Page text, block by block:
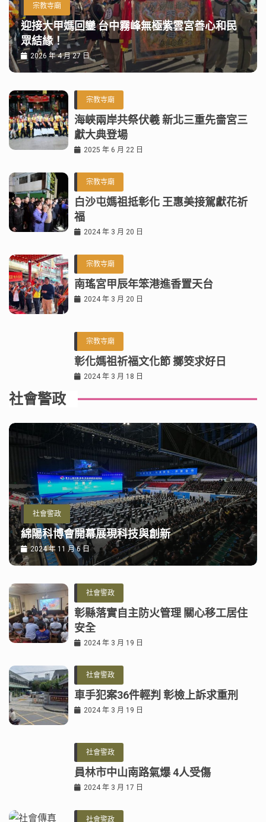
宗教寺廟
迎接大甲媽回鑾 台中霧峰無極紫雲宮善心和民
眾結緣！
2026 年 4 月 27 日
宗教寺廟
海峽兩岸共祭伏羲 新北三重先嗇宮三
獻大典登場
2025 年 6 月 22 日
宗教寺廟
白沙屯媽祖抵彰化 王惠美接駕獻花祈
福
2024 年 3 月 20 日
宗教寺廟
南瑤宮甲辰年笨港進香置天台
2024 年 3 月 20 日
宗教寺廟
彰化媽祖祈福文化節 擲筊求好日
2024 年 3 月 18 日
社會警政
社會警政
綿陽科博會開幕展現科技與創新
2024 年 11 月 6 日
社會警政
彰縣落實自主防火管理 關心移工居住
安全
2024 年 3 月 19 日
社會警政
車手犯案36件輕判 彰檢上訴求重刑
2024 年 3 月 19 日
社會警政
員林市中山南路氣爆 4人受傷
2024 年 3 月 17 日
社會警政